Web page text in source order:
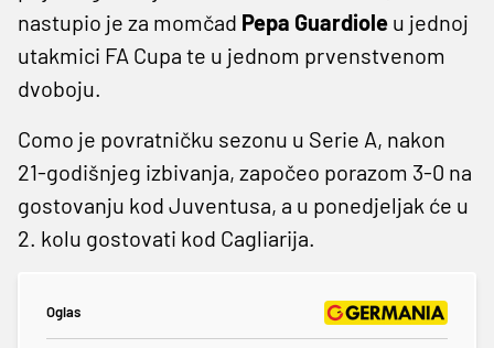
nastupio je za momčad Pepa Guardiole u jednoj
utakmici FA Cupa te u jednom prvenstvenom
dvoboju.
Como je povratničku sezonu u Serie A, nakon
21-godišnjeg izbivanja, započeo porazom 3-0 na
gostovanju kod Juventusa, a u ponedjeljak će u
2. kolu gostovati kod Cagliarija.
Oglas